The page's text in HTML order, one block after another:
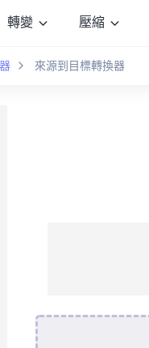
轉變 壓縮
來源到目標轉換器